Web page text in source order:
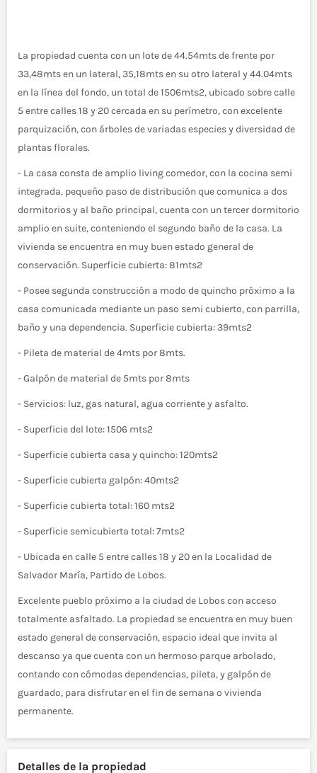
La propiedad cuenta con un lote de 44.54mts de frente por
33,48mts en un lateral, 35,18mts en su otro lateral y 44.04mts
en la línea del fondo, un total de 1506mts2, ubicado sobre calle
5 entre calles 18 y 20 cercada en su perímetro, con excelente
parquización, con árboles de variadas especies y diversidad de
plantas florales.
- La casa consta de amplio living comedor, con la cocina semi
integrada, pequeño paso de distribución que comunica a dos
dormitorios y al baño principal, cuenta con un tercer dormitorio
amplio en suite, conteniendo el segundo baño de la casa. La
vivienda se encuentra en muy buen estado general de
conservación. Superficie cubierta: 81mts2
- Posee segunda construcción a modo de quincho próximo a la
casa comunicada mediante un paso semi cubierto, con parrilla,
baño y una dependencia. Superficie cubierta: 39mts2
- Pileta de material de 4mts por 8mts.
- Galpón de material de 5mts por 8mts
- Servicios: luz, gas natural, agua corriente y asfalto.
- Superficie del lote: 1506 mts2
- Superficie cubierta casa y quincho: 120mts2
- Superficie cubierta galpón: 40mts2
- Superficie cubierta total: 160 mts2
- Superficie semicubierta total: 7mts2
- Ubicada en calle 5 entre calles 18 y 20 en la Localidad de
Salvador María, Partido de Lobos.
Excelente pueblo próximo a la ciudad de Lobos con acceso
totalmente asfaltado. La propiedad se encuentra en muy buen
estado general de conservación, espacio ideal que invita al
descanso ya que cuenta con un hermoso parque arbolado,
contando con cómodas dependencias, pileta, y galpón de
guardado, para disfrutar en el fin de semana o vivienda
permanente.
Detalles de la propiedad